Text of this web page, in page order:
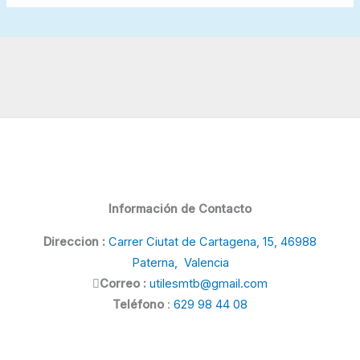
Información de Contacto
Direccion : Carrer Ciutat de Cartagena, 15, 46988
Paterna, Valencia
Correo : utilesmtb@gmail.com
Teléfono : 629 98 44 08